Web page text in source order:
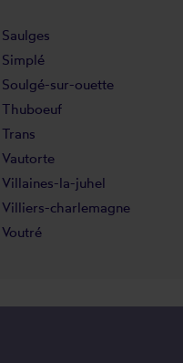
Saulges
Simplé
Soulgé-sur-ouette
Thuboeuf
Trans
Vautorte
Villaines-la-juhel
Villiers-charlemagne
Voutré